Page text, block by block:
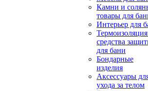
Камни и
товары для
Интерьер для
средства
для бани
Бондарные
изделия
Аксеcсуары
ухода за телом